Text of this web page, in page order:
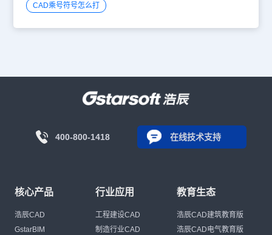
CAD乘号符号怎么打
400-800-1418 在线技术支持
核心产品
浩辰CAD
GstarBIM
行业应用
工程建设CAD
制造行业CAD
教育生态
浩辰CAD建筑教育版
浩辰CAD电气教育版